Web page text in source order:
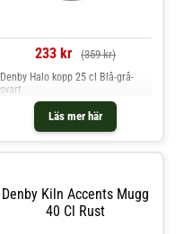
233 kr (359 kr)
Läs mer här
Denby Halo kopp 25 cl Blå-grå-
svart
Denby Kiln Accents Mugg
40 Cl Rust